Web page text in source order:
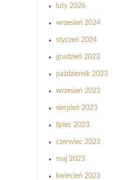
luty 2026
wrzesień 2024
styczeń 2024
grudzień 2023
październik 2023
wrzesień 2023
sierpień 2023
lipiec 2023
czerwiec 2023
maj 2023
kwiecień 2023